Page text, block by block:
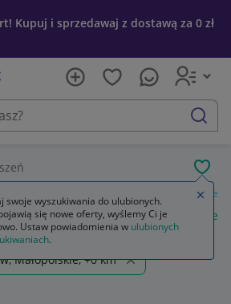
Kupuj i sprzedawaj z dostawą za 0 zł
szukaj
Pozostałe
łóżka pozostałe pozostałe miasta i
Małopolskie, +0 km
swoje wyszukiwania do ulubionych.
się nowe oferty, wyślemy Ci je
Ustaw powiadomienia w ulubionych
.